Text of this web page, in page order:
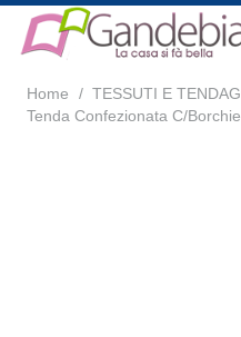
Home / TESSUTI E
Tenda Confezionata C/